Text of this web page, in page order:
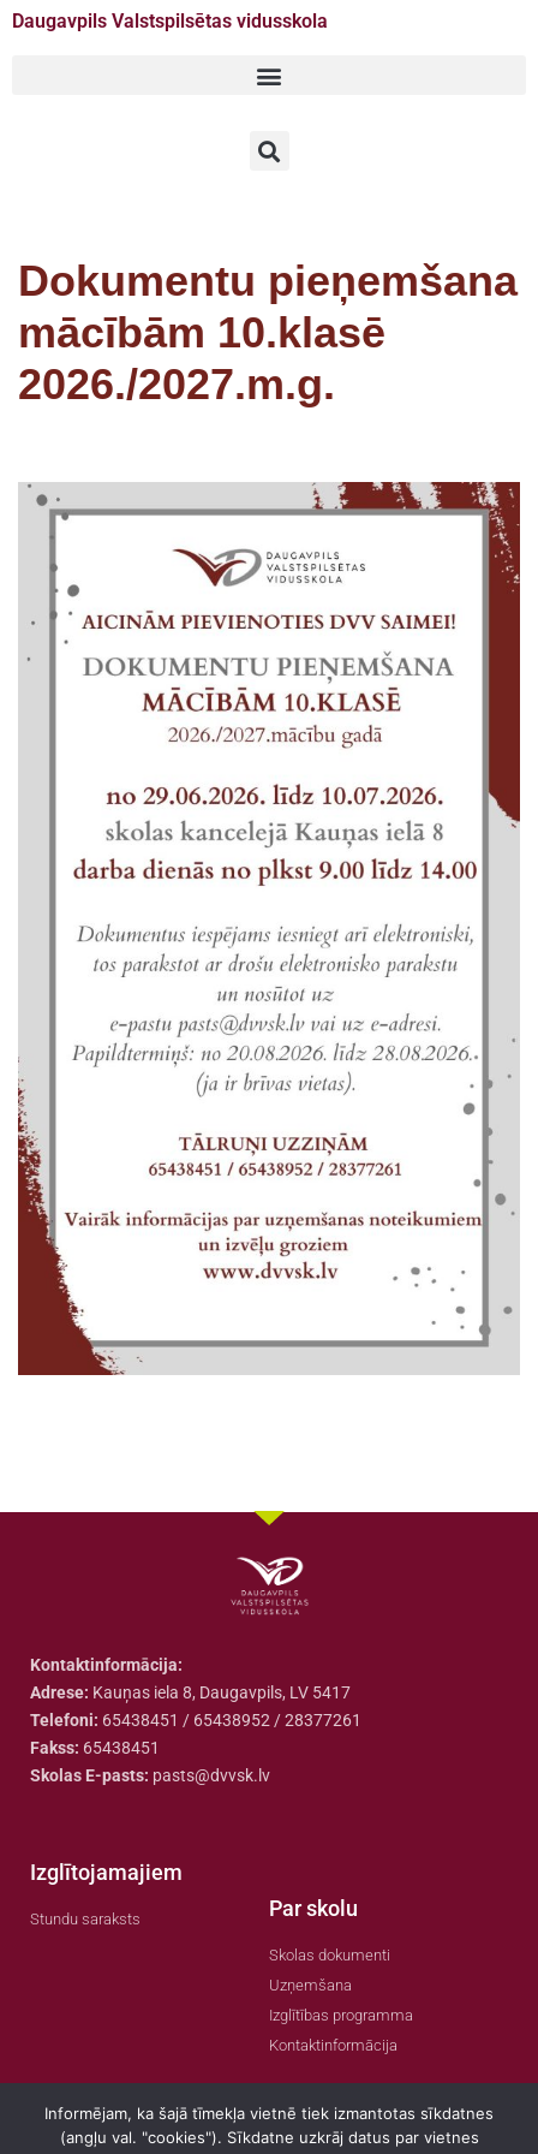
Daugavpils Valstspilsētas vidusskola
Dokumentu pieņemšana
mācībām 10.klasē
2026./2027.m.g.
Kontaktinformācija:
Adrese: Kauņas iela 8, Daugavpils, LV 5417
Telefoni: 65438451 / 65438952 / 28377261
Fakss: 65438451
Skolas E-pasts: pasts@dvvsk.lv
Izglītojamajiem
Stundu saraksts Par skolu
Skolas dokumenti
Uzņemšana
Izglītības programma
Kontaktinformācija
Informējam, ka šajā tīmekļa vietnē tiek izmantotas sīkdatnes
(angļu val. "cookies"). Sīkdatne uzkrāj datus par vietnes